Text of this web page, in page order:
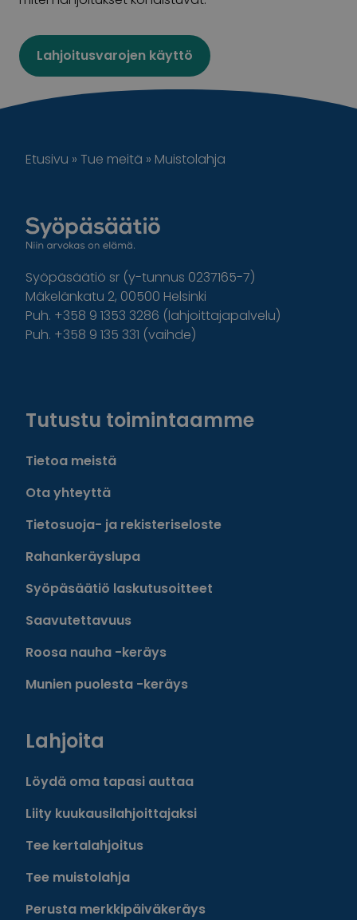
Lahjoitusvarojen käyttö
Etusivu » Tue meitä » Muistolahja
Syöpäsäätiö sr (y-tunnus 0237165-7)
Mäkelänkatu 2, 00500 Helsinki
Puh. +358 9 1353 3286 (lahjoittajapalvelu)
Puh. +358 9 135 331 (vaihde)
Tutustu toimintaamme
Tietoa meistä
Ota yhteyttä
Tietosuoja- ja rekisteriseloste
Rahankeräyslupa
Syöpäsäätiö laskutusoitteet
Saavutettavuus
Roosa nauha -keräys
Munien puolesta -keräys
Lahjoita
Löydä oma tapasi auttaa
Liity kuukausilahjoittajaksi
Tee kertalahjoitus
Tee muistolahja
Perusta merkkipäiväkeräys